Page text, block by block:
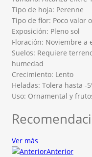
Tipo de hoja: Perenne
Tipo de flor: Poco valor
Exposición: Pleno sol
Floración: Noviembre a
Suelos: Requiere
humedad
Crecimiento: Lento
Heladas: Tolera hasta -
Uso: Ornamental y
Ver más
Anterior